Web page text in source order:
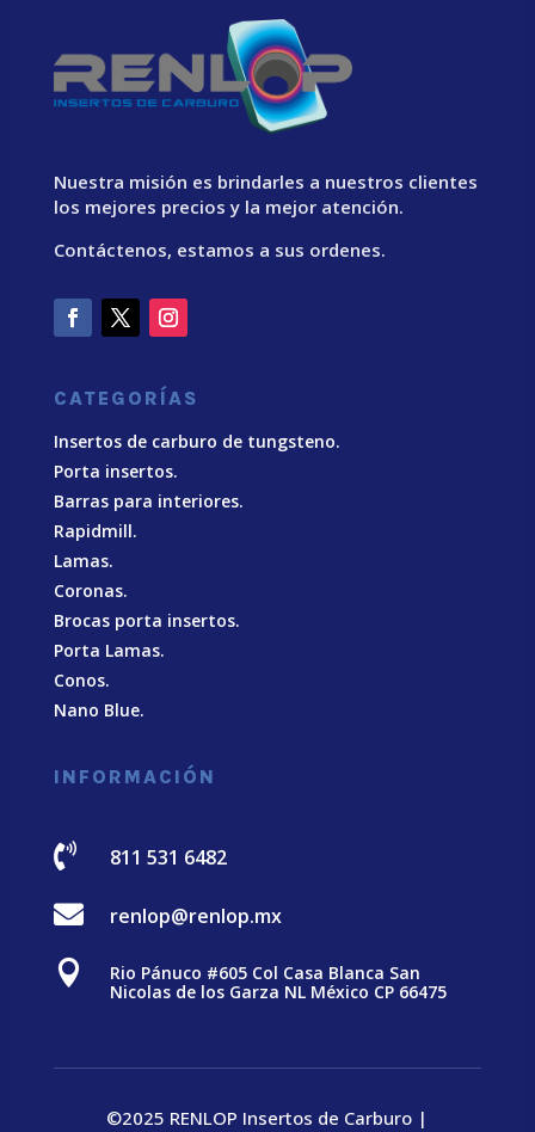
Nuestra misión es brindarles a nuestros clientes
los mejores precios y la mejor atención.
Contáctenos, estamos a sus ordenes.
CATEGORÍAS
Insertos de carburo de tungsteno.
Porta insertos.
Barras para interiores.
Rapidmill.
Lamas.
Coronas.
Brocas porta insertos.
Porta Lamas.
Conos.
Nano Blue.
INFORMACIÓN
 811 531 6482
 renlop@renlop.mx

Rio Pánuco #605 Col Casa Blanca San
Nicolas de los Garza NL México CP 66475
©2025 RENLOP Insertos de Carburo |